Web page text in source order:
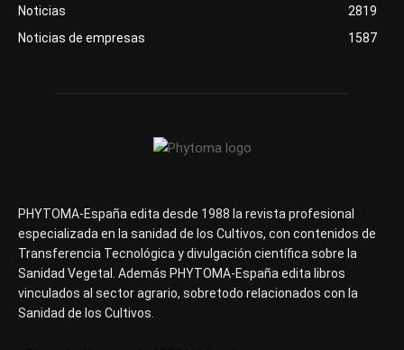
Noticias
2819
Noticias de empresas
1587
PHYTOMA-España edita desde 1988 la revista profesional
especializada en la sanidad de los Cultivos, con contenidos de
Transferencia Tecnológica y divulgación científica sobre la
Sanidad Vegetal. Además PHYTOMA-España edita libros
vinculados al sector agrario, sobretodo relacionados con la
Sanidad de los Cultivos.